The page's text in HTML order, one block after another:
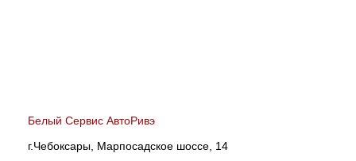
Белый Сервис АвтоРивэ
г.Чебоксары, Марпосадское шоссе, 14